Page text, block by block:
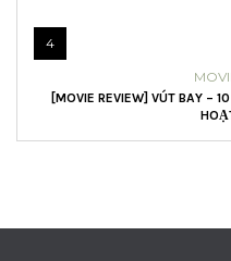
4
[MOVIE REVIEW] VÚT BAY –